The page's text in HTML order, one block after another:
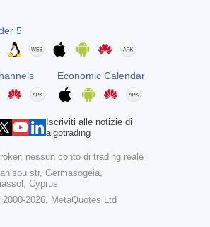
5
Economic Calendar
Iscriviti alle notizie di
algotrading
nessun conto di trading reale
str, Germasogeia,
Cyprus
2026, MetaQuotes Ltd